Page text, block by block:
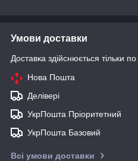
Умови доставки
Доставка здійснюється тільки
Нова Пошта
Делівері
УкрПошта Пріоритетний
УкрПошта Базовий
Всі умови доставки